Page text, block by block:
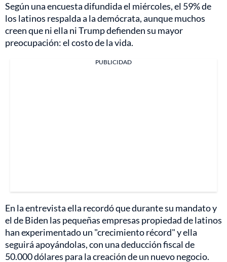
Según una encuesta difundida el miércoles, el 59% de
los latinos respalda a la demócrata, aunque muchos
creen que ni ella ni Trump defienden su mayor
preocupación: el costo de la vida.
PUBLICIDAD
En la entrevista ella recordó que durante su mandato y
el de Biden las pequeñas empresas propiedad de latinos
han experimentado un "crecimiento récord" y ella
seguirá apoyándolas, con una deducción fiscal de
50.000 dólares para la creación de un nuevo negocio.